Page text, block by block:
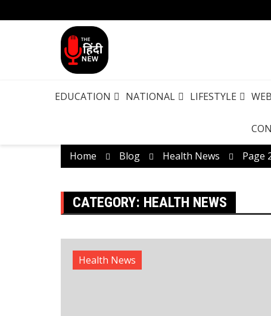
EDUCATION NATIONAL LIFESTYLE
Home Blog Health News Page
CATEGORY: HEALTH NEWS
Health News